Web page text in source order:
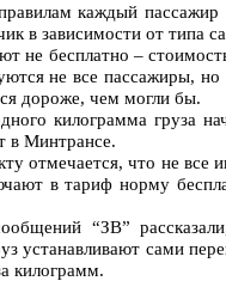
каждый пассажир
в зависимости от
не бесплатно –
не все пассажиры,
дороже, чем могли бы.
килограмма груза
в Минтрансе.
отмечается, что не
в тариф норму
“ЗВ”
устанавливают сами
килограмм.